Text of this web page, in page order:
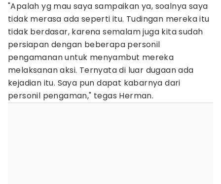
"Apalah yg mau saya sampaikan ya, soalnya saya
tidak merasa ada seperti itu. Tudingan mereka itu
tidak berdasar, karena semalam juga kita sudah
persiapan dengan beberapa personil
pengamanan untuk menyambut mereka
melaksanan aksi. Ternyata di luar dugaan ada
kejadian itu. Saya pun dapat kabarnya dari
personil pengaman," tegas Herman.